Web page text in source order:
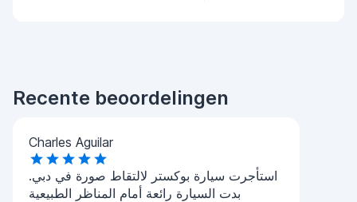
Recente beoordelingen
Charles Aguilar
استأجرت سيارة بوكستر لالتقاط صورة في دبي.
بدت السيارة رائعة أمام المناظر الطبيعية